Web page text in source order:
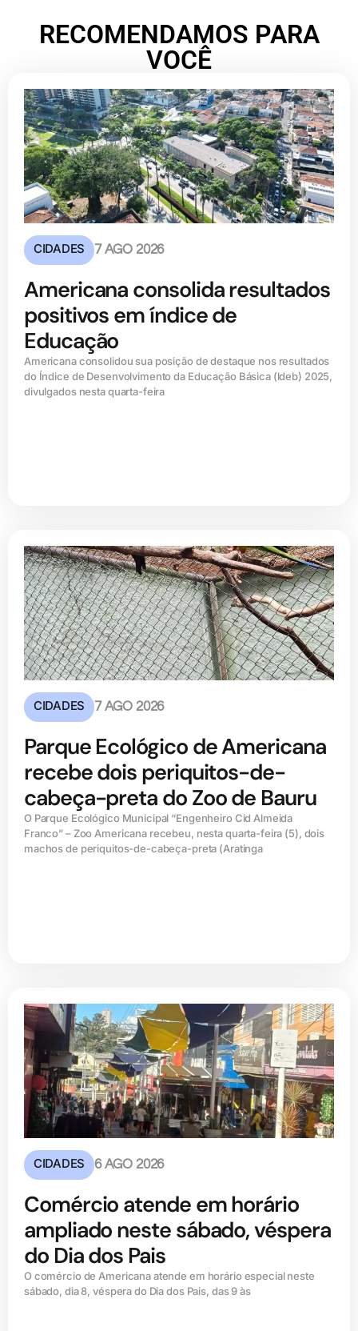
RECOMENDAMOS PARA
VOCÊ
CIDADES 7 AGO 2026
Americana consolida resultados
positivos em índice de
Educação
Americana consolidou sua posição de destaque nos resultados
do Índice de Desenvolvimento da Educação Básica (ldeb) 2025,
divulgados nesta quarta-feira
CIDADES 7 AGO 2026
Parque Ecológico de Americana
recebe dois periquitos-de-
cabeça-preta do Zoo de Bauru
O Parque Ecológico Municipal “Engenheiro Cid Almeida
Franco” – Zoo Americana recebeu, nesta quarta-feira (5), dois
machos de periquitos-de-cabeça-preta (Aratinga
CIDADES 6 AGO 2026
Comércio atende em horário
ampliado neste sábado, véspera
do Dia dos Pais
O comércio de Americana atende em horário especial neste
sábado, dia 8, véspera do Dia dos Pais, das 9 às